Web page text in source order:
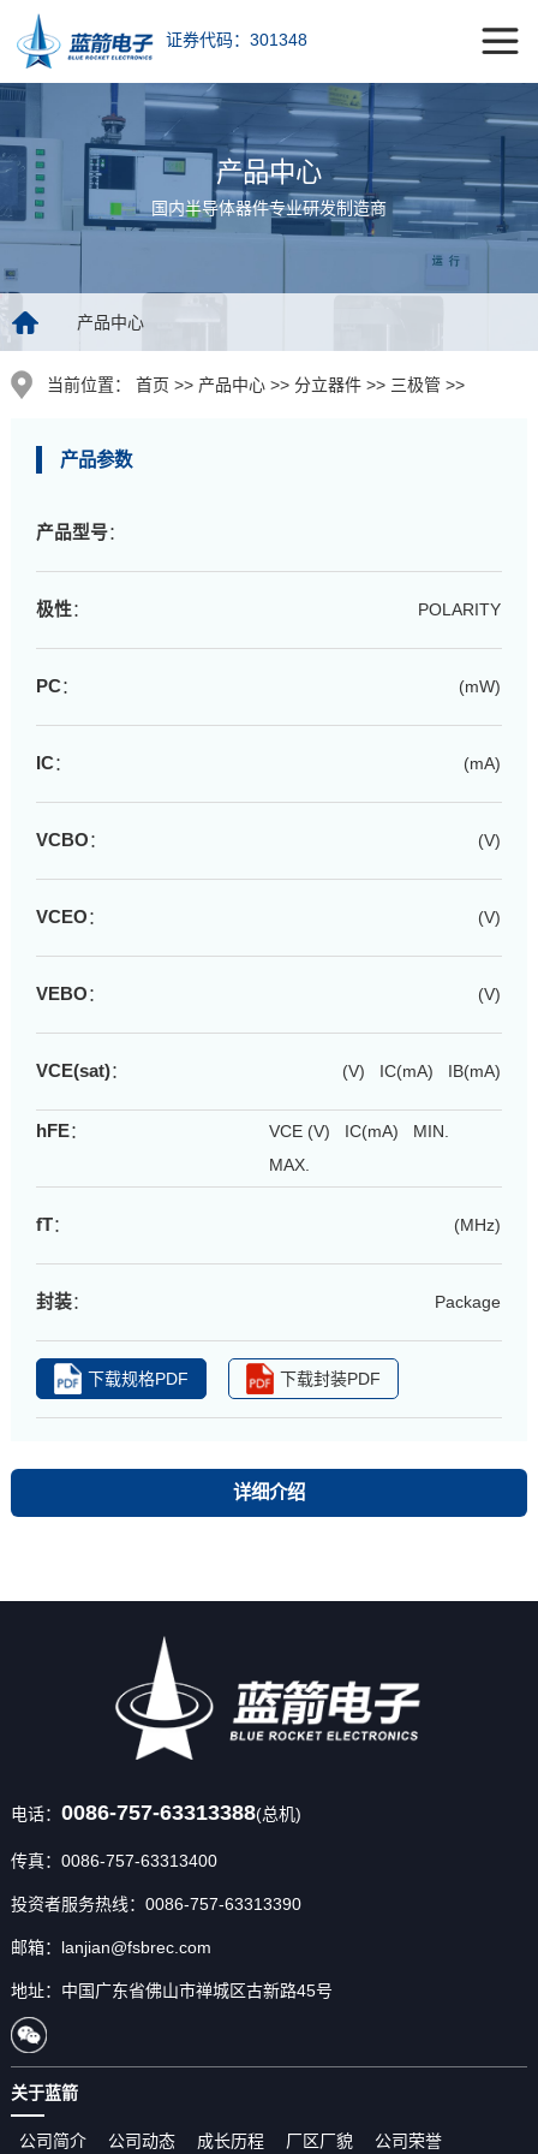
证券代码：301348
产品中心
国内半导体器件专业研发制造商
产品中心
当前位置： 首页 >> 产品中心 >> 分立器件 >> 三极管 >>
产品参数
产品型号：
极性： POLARITY
PC： (mW)
IC： (mA)
VCBO： (V)
VCEO： (V)
VEBO： (V)
VCE(sat)： (V) IC(mA) IB(mA)
hFE：
VCE (V) IC(mA) MIN.
MAX.
fT： (MHz)
封装： Package
下载规格PDF 下载封装PDF
详细介绍
电话： 0086-757-63313388(总机)
传真：0086-757-63313400
投资者服务热线：0086-757-63313390
邮箱：lanjian@fsbrec.com
地址：中国广东省佛山市禅城区古新路45号
关于蓝箭
公司简介 公司动态 成长历程 厂区厂貌 公司荣誉